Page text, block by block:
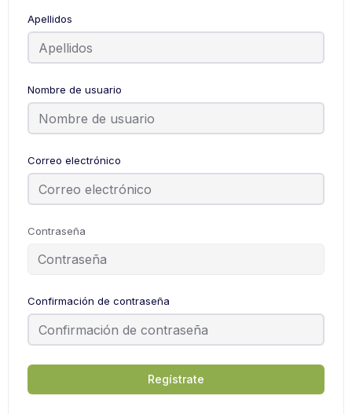
Apellidos
Nombre de usuario
Correo electrónico
Contraseña
Confirmación de contraseña
Regístrate